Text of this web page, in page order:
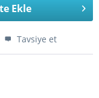
Ekle
Tavsiye et